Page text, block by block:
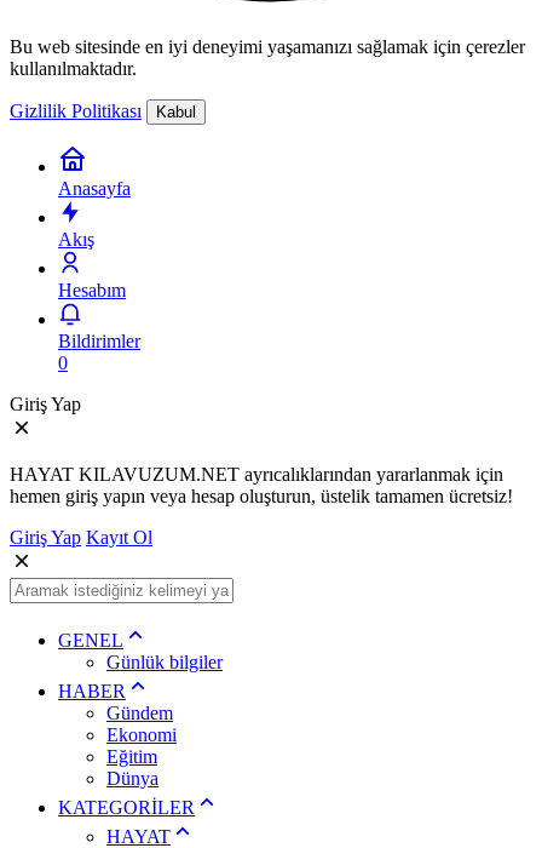
Bu web sitesinde en iyi deneyimi yaşamanızı sağlamak için çerezler
kullanılmaktadır.
Gizlilik Politikası Kabul
Anasayfa
Akış
Hesabım
Bildirimler
0
Giriş Yap
HAYAT KILAVUZUM.NET ayrıcalıklarından yararlanmak için
hemen giriş yapın veya hesap oluşturun, üstelik tamamen ücretsiz!
Giriş Yap Kayıt Ol
GENEL
Günlük bilgiler
HABER
Gündem
Ekonomi
Eğitim
Dünya
KATEGORİLER
HAYAT